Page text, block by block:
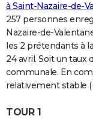
à Saint-Nazaire-de-
257 personnes
Nazaire-de-
les 2 prétendants à
24 avril. Soit un taux
communale. En
relativement stable
TOUR 1